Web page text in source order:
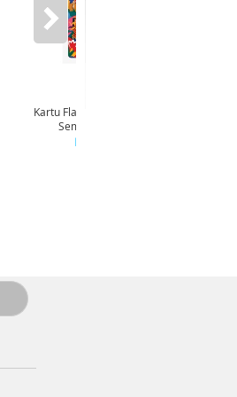
Kartu Flazz Limited Edition
Semarak HUT RI
Rp 55.000